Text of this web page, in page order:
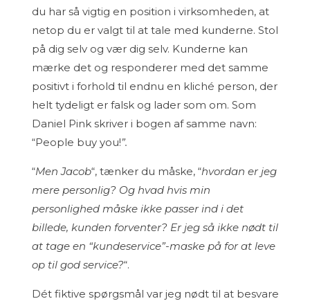
du har så vigtig en position i virksomheden, at
netop du er valgt til at tale med kunderne. Stol
på dig selv og vær dig selv. Kunderne kan
mærke det og responderer med det samme
positivt i forhold til endnu en kliché person, der
helt tydeligt er falsk og lader som om. Som
Daniel Pink skriver i bogen af samme navn:
“People buy you!”.
“Men Jacob“, tænker du måske, “hvordan er jeg
mere personlig? Og hvad hvis min
personlighed måske ikke passer ind i det
billede, kunden forventer? Er jeg så ikke nødt til
at tage en “kundeservice”-maske på for at leve
op til god service?“.
Dét fiktive spørgsmål var jeg nødt til at besvare